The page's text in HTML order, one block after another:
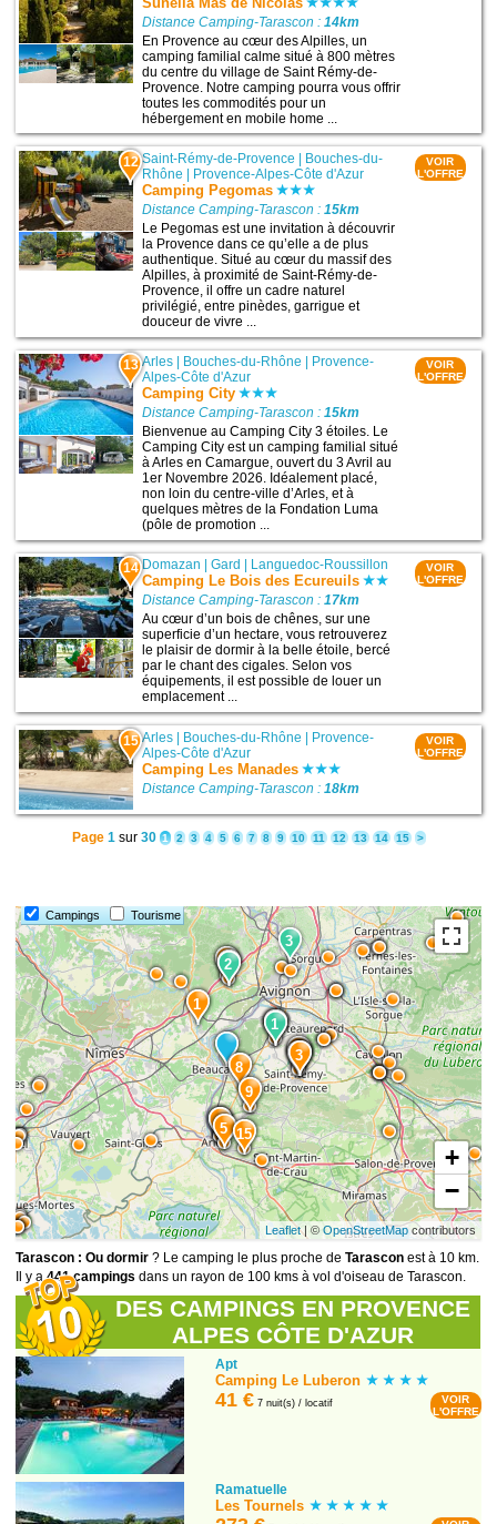
Distance Camping-Tarascon :14km
En Provence au cœur des Alpilles, un
camping familial calme situé à 800 mètres
du centre du village de Saint Rémy-de-
Provence. Notre camping pourra vous offrir
toutes les commodités pour un
hébergement en mobile home ...
12 Saint-Rémy-de-Provence
Bouches-du-
Rhône
Provence-Alpes-Côte d'Azur
Camping Pegomas
Distance Camping-Tarascon :15km
Le Pegomas est une invitation à découvrir
la Provence dans ce qu’elle a de plus
authentique. Situé au cœur du massif des
Alpilles, à proximité de Saint-Rémy-de-
Provence, il offre un cadre naturel
privilégié, entre pinèdes, garrigue et
douceur de vivre ...
VOIR
L'OFFRE
13 Arles Bouches-du-Rhône
Provence-
Alpes-Côte d'Azur
Camping City
Distance Camping-Tarascon :15km
Bienvenue au Camping City 3 étoiles. Le
Camping City est un camping familial situé
à Arles en Camargue, ouvert du 3 Avril au
1er Novembre 2026. Idéalement placé,
non loin du centre-ville d’Arles, et à
quelques mètres de la Fondation Luma
(pôle de promotion ...
VOIR
L'OFFRE
14 Domazan |Gard Languedoc-Roussillon
Camping Le Bois des Ecureuils
Distance Camping-Tarascon :17km
Au cœur d’un bois de chênes, sur une
superficie d’un hectare, vous retrouverez
le plaisir de dormir à la belle étoile, bercé
par le chant des cigales. Selon vos
équipements, il est possible de louer un
emplacement ...
VOIR
L'OFFRE
15 Arles | Bouches-du-Rhône | Provence-
Alpes-Côte d'Azur
Camping Les Manades
Distance Camping-Tarascon :18km
VOIR
L'OFFRE
Page 1 sur 30 1 2 3 4 5 6 7 8 9 10 11 12 13 14 15 >
Campings Tourisme
15
14
13
12
11
10
9
8
7
6
5
4
3
2
1
3
2
1
+
−
Leaflet| © OpenStreetMapcontributors
Tarascon : Ou dormir ? Le camping le plus proche deTarascon est à 10 km.
Il y a441 campings dans un rayon de 100 kms à vol d'oiseau de Tarascon.
DES CAMPINGS EN PROVENCE
ALPES CÔTE D'AZUR
Apt
Camping Le Luberon
41 € 7 nuit(s) / locatif
VOIR
L'OFFRE
Ramatuelle
Les Tournels